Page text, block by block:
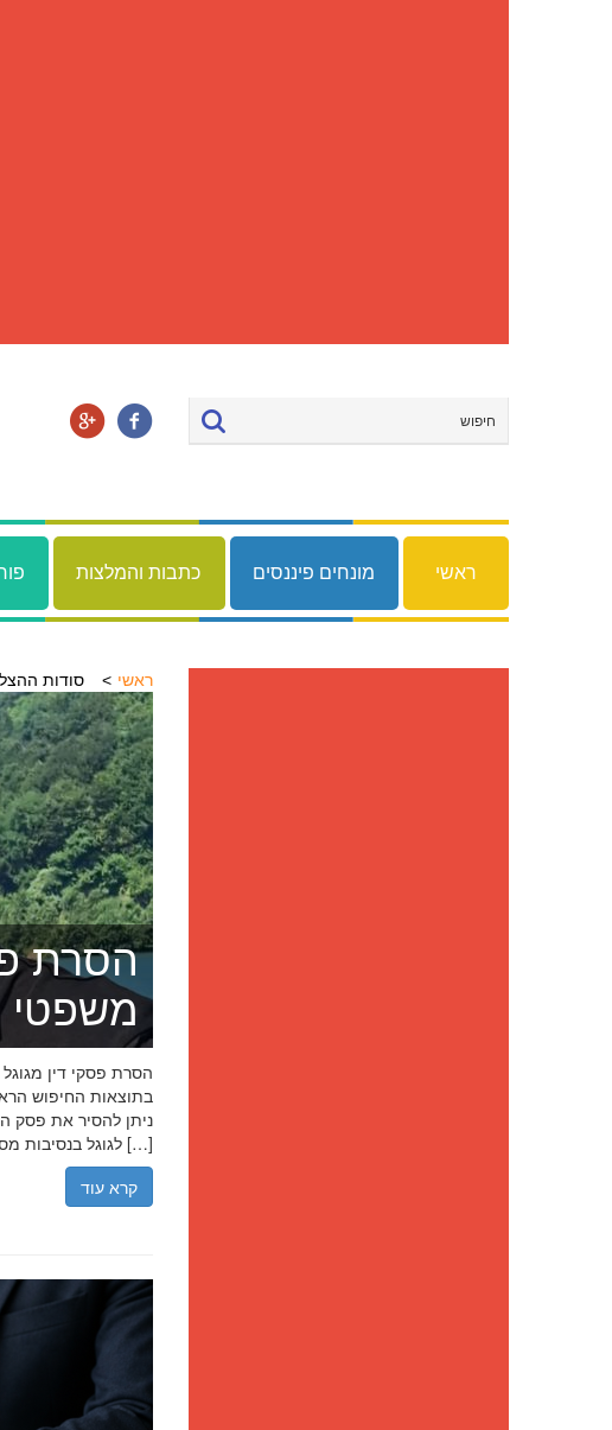
ראשי מונחים פיננסים כתבות והמלצות
ראשי סודות
הסרת
משפטי
בתוצאות החיפוש
ניתן להסיר את פסק
לגוגל בנסיבות מסוימות, ולדחוק את התוצאה השלילית לדפים מאוחרים יותר […]
קרא עוד